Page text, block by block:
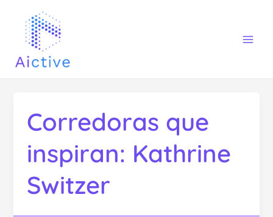
contenido
Corredoras que
inspiran: Kathrine
Switzer